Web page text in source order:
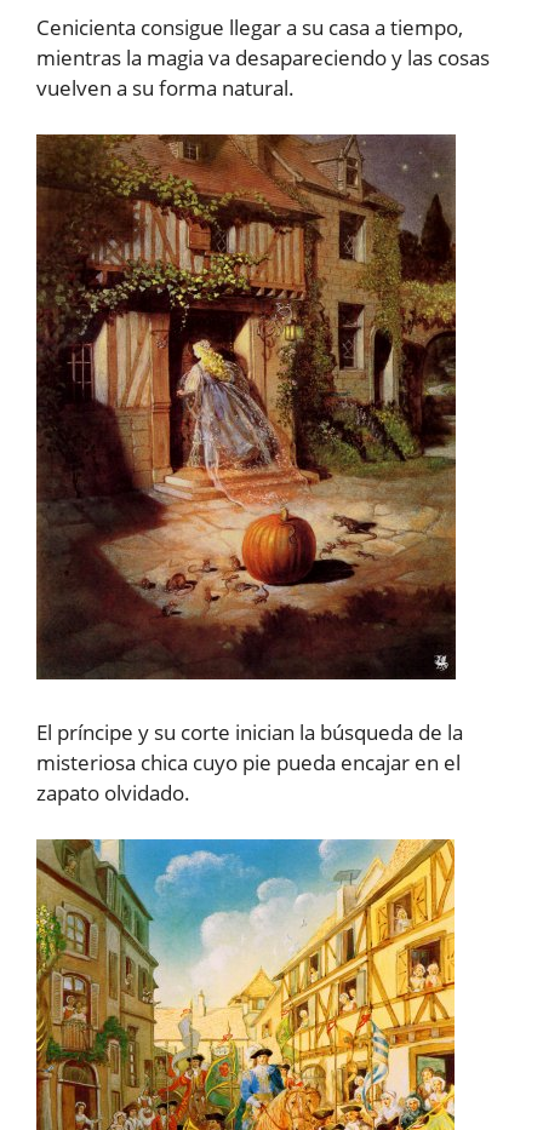
Cenicienta consigue llegar a su casa a tiempo,
mientras la magia va desapareciendo y las cosas
vuelven a su forma natural.
El príncipe y su corte inician la búsqueda de la
misteriosa chica cuyo pie pueda encajar en el
zapato olvidado.